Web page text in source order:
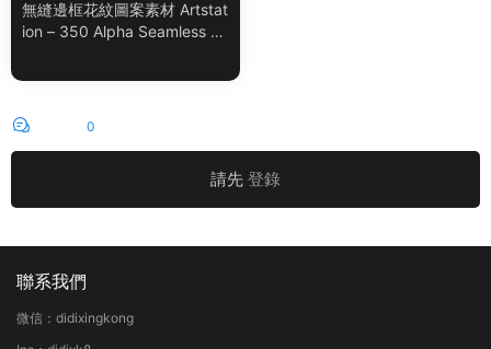
無縫邊框花紋圖案素材 Artstat
ion – 350 Alpha Seamless Bo
0
請先 登錄
聯系我們
微信：didixingkong